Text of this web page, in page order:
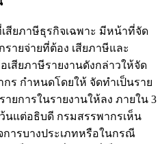
ยภาษีธุรกิจเฉพาะ มีหน้าที่จัด
ายจ่ายที่ต้อง เสียภาษีและ
สียภาษีรายงานดังกล่าวให้จัด
ร กำหนดโดยให้ จัดทำเป็นราย
ยการในรายงานให้ลง ภายใน 3
นแต่อธิบดี กรมสรรพากรเห็น
ารบางประเภทหรือในกรณี